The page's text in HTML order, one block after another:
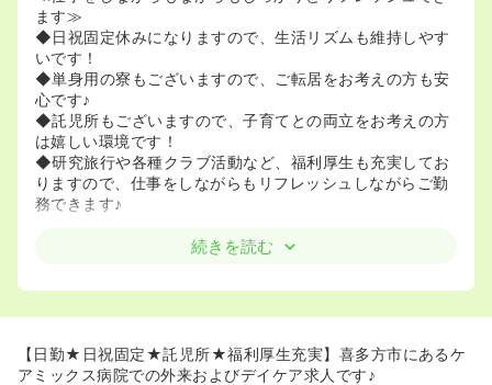
ます≫
◆日祝固定休みになりますので、生活リズムも維持しやす
いです！
◆単身用の寮もございますので、ご転居をお考えの方も安
心です♪
◆託児所もございますので、子育てとの両立をお考えの方
は嬉しい環境です！
◆研究旅行や各種クラブ活動など、福利厚生も充実してお
りますので、仕事をしながらもリフレッシュしながらご勤
務できます♪
続きを読む
【日勤★日祝固定★託児所★福利厚生充実】喜多方市にあるケ
アミックス病院での外来およびデイケア求人です♪